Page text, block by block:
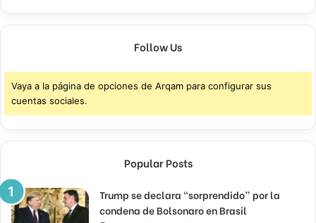
Follow Us
Vaya a la página de opciones de Arqam para configurar sus
cuentas sociales.
Popular Posts
Trump se declara “sorprendido” por la
condena de Bolsonaro en Brasil